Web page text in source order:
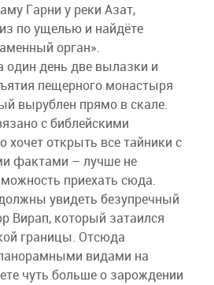
Гарни у реки Азат,
по ущелью и найдёте
орган».
один день две вылазки и
пещерного монастыря
вырублен прямо в скале.
с библейскими
хочет открыть все тайники с
фактами – лучше не
приехать сюда.
увидеть безупречный
Вирап, который затаился
границы. Отсюда
видами на
чуть больше о зарождении